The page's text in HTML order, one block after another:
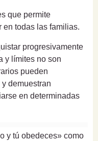
que permite
en todas las familias.
progresivamente
y límites no son
pueden
demuestran
en determinadas
y tú obedeces» como